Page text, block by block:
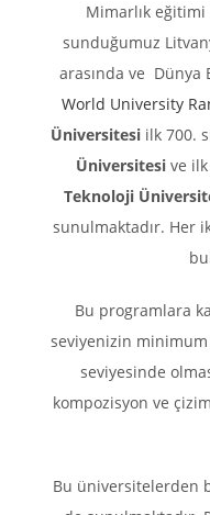
Mimarlık eğitimi
sunduğumuz
arasında ve Dünya
World University
Üniversitesiilk 700.
Üniversitesi ve
Teknoloji
sunulmaktadır. Her
Bu programlara
seviyenizin minimum
seviyesinde
kompozisyon ve
Bu üniversitelerden